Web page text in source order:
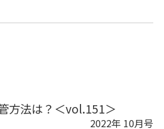
方法は？＜vol.151＞
2022年 10月号